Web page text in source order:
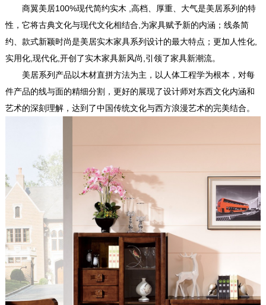
商翼美居100%现代简约实木 ,高档、厚重、大气是美居系列的特
性，它将古典文化与现代文化相结合,为家具赋予新的内涵；线条简
约、款式新颖时尚是美居实木家具系列设计的最大特点；更加人性化,
实用化,现代化,开创了实木家具新风尚,引领了家具新潮流。
美居系列产品以木材直拼方法为主，以人体工程学为根本，对每
件产品的线与面的精细分割，更好的展现了设计师对东西文化内涵和
艺术的深刻理解，达到了中国传统文化与西方浪漫艺术的完美结合。